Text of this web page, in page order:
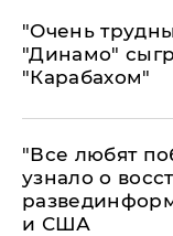
"Очень
"Динамо"
"Карабахом"
​"Все любят
узнало о
и США